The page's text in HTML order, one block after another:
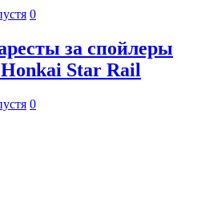
0
за спойлеры
Star Rail
0